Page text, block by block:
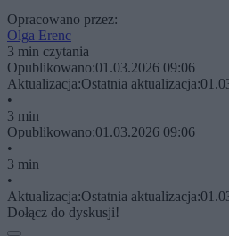
Opracowano przez:
Olga Erenc
3 min czytania
Opublikowano:01.03.2026 09:06
Aktualizacja:Ostatnia aktualizacja:
•
3 min
Opublikowano:01.03.2026 09:06
•
3 min
•
Aktualizacja:Ostatnia aktualizacja:
Dołącz do dyskusji!